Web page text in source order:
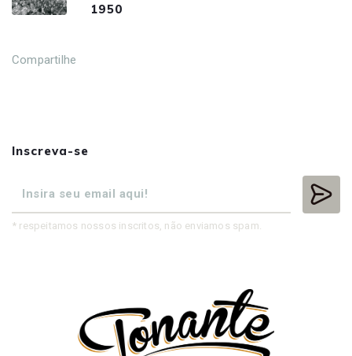
1950
Compartilhe
Inscreva-se
* respeitamos nossos inscritos, não enviamos spam.